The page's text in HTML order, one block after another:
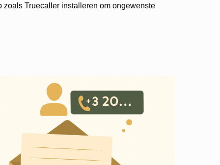
Truecaller installeren om ongewenste